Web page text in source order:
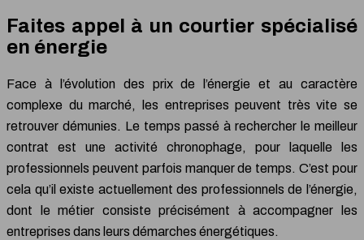
Faites appel à un courtier spécialisé
en énergie
Face à l’évolution des prix de l’énergie et au caractère
complexe du marché, les entreprises peuvent très vite se
retrouver démunies. Le temps passé à rechercher le meilleur
contrat est une activité chronophage, pour laquelle les
professionnels peuvent parfois manquer de temps. C’est pour
cela qu’il existe actuellement des professionnels de l’énergie,
dont le métier consiste précisément à accompagner les
entreprises dans leurs démarches énergétiques.